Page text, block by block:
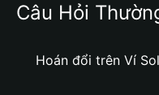
Câu Hỏi
Hoán đổi trên Ví